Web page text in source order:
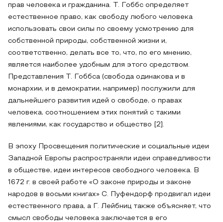
прав человека и гражданина. Т. Гоббс определяет
естественное право, как свободу любого человека
использовать свои силы по своему усмотрению для
собственной природы, собственной жизни и,
соответственно, делать все то, что, по его мнению,
является наиболее удобным для этого средством.
Представления Т. Гоббса (свобода одинакова и в
монархии, и в демократии, например) послужили для
дальнейшего развития идей о свободе, о правах
человека, соотношением этих понятий с такими
явлениями, как государство и общество [2].
В эпоху Просвещения политические и социальные идеи
Западной Европы распространяли идеи справедливости
в обществе, идеи интересов свободного человека. В
1672 г. в своей работе «О законе природы и законе
народов в восьми книгах» С. Пуфендорф продвигал идеи
естественного права, а Г. Лейбниц также объясняет, что
смысл свободы человека заключается в его